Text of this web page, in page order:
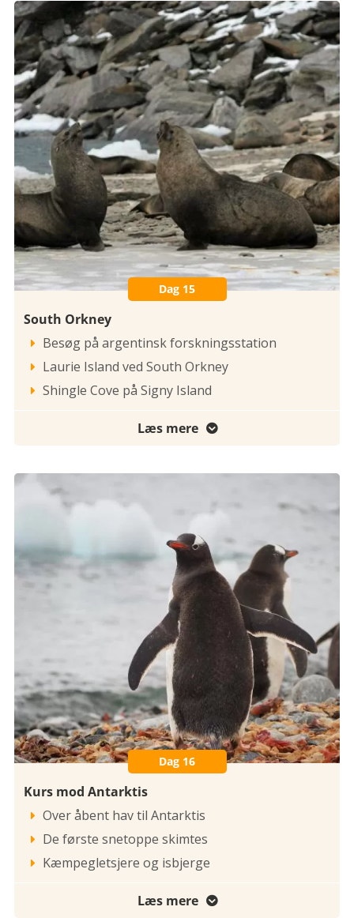
Dag 15
South Orkney
 Besøg på argentinsk forskningsstation
 Laurie Island ved South Orkney
 Shingle Cove på Signy Island
Læs mere 
Dag 16
Kurs mod Antarktis
 Over åbent hav til Antarktis
 De første snetoppe skimtes
 Kæmpegletsjere og isbjerge
Læs mere 